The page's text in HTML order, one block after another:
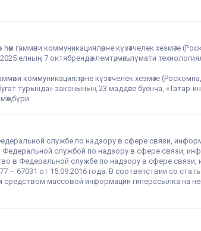
гаммәви коммуникацияләрне күзәтчелек хезмәте
7 октябрендә элемтә, мәгълүмати
коммуникацияләрне күзәтчелек хезмәте
турында» законының 23 маддәсе буенча,
службе по надзору в сфере связи,
службой по надзору в сфере связи,
в Федеральной службе по надзору в сфере
67031 от 15.09.2016 года. В соответствии со
массовой информации гиперссылка на